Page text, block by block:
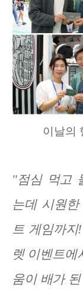
이날의
"점심 먹고
는데 시원
트 게임까지
렛 이벤트에
움이 배가